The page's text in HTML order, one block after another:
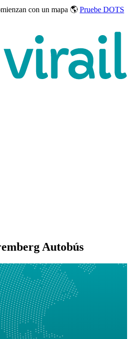
con un mapa 🌎 Pruebe DOTS
Autobús